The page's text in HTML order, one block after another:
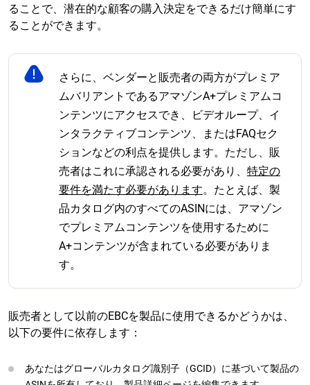
ることで、潜在的な顧客の購入決定をできるだけ簡単にす
ることができます。
さらに、ベンダーと販売者の両方がプレミア
ムバリアントであるアマゾンA+プレミアムコ
ンテンツにアクセスでき、ビデオループ、イ
ンタラクティブコンテンツ、またはFAQセク
ションなどの利点を提供します。ただし、販
売者はこれに承認される必要があり、 特定の
要件を満たす必要があります。たとえば、製
品カタログ内のすべてのASINには、アマゾン
でプレミアムコンテンツを使用するために
A+コンテンツが含まれている必要がありま
す。
販売者として以前のEBCを製品に使用できるかどうかは、
以下の要件に依存します：
あなたはグローバルカタログ識別子（GCID）に基づいて製品の